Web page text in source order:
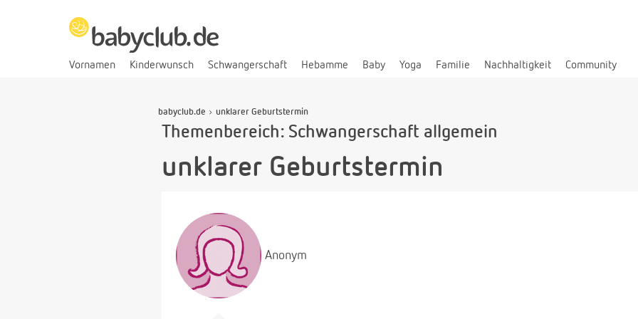
Vornamen Kinderwunsch Schwangerschaft Hebamme Baby Yoga Familie Nachhaltigkeit Community
babyclub.de unklarer Geburtstermin
Themenbereich: Schwangerschaft allgemein
unklarer Geburtstermin
Anonym